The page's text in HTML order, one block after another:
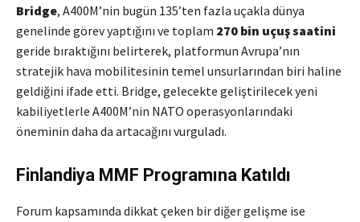
Bridge, A400M’nin bugün 135’ten fazla uçakla dünya
genelinde görev yaptığını ve toplam 270 bin uçuş saatini
geride bıraktığını belirterek, platformun Avrupa’nın
stratejik hava mobilitesinin temel unsurlarından biri haline
geldiğini ifade etti. Bridge, gelecekte geliştirilecek yeni
kabiliyetlerle A400M’nin NATO operasyonlarındaki
öneminin daha da artacağını vurguladı.
Finlandiya MMF Programına Katıldı
Forum kapsamında dikkat çeken bir diğer gelişme ise